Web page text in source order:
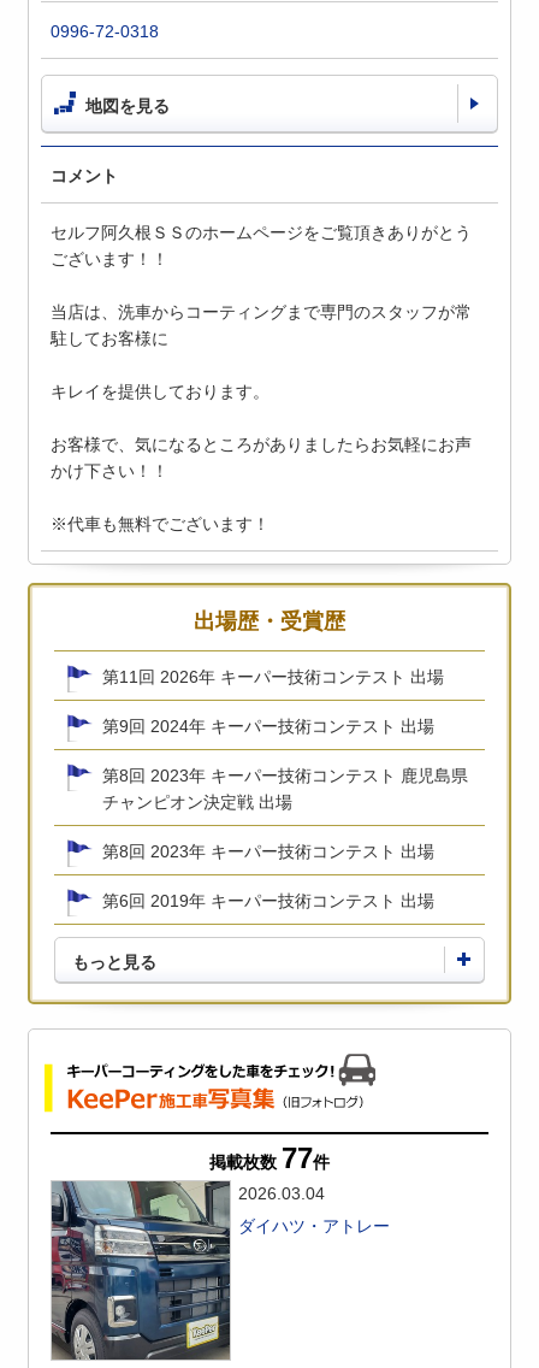
0996-72-0318
地図を見る
コメント
セルフ阿久根ＳＳのホームページをご覧頂きありがとう
ございます！！
当店は、洗車からコーティングまで専門のスタッフが常
駐してお客様に
キレイを提供しております。
お客様で、気になるところがありましたらお気軽にお声
かけ下さい！！
※代車も無料でございます！
出場歴・受賞歴
第11回 2026年 キーパー技術コンテスト 出場
第9回 2024年 キーパー技術コンテスト 出場
第8回 2023年 キーパー技術コンテスト 鹿児島県
チャンピオン決定戦 出場
第8回 2023年 キーパー技術コンテスト 出場
第6回 2019年 キーパー技術コンテスト 出場
もっと見る
掲載枚数 77件
2026.03.04
ダイハツ・アトレー